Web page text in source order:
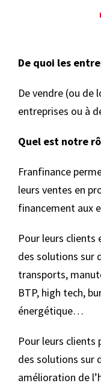
De quoi les
De vendre (ou de
entreprises ou à
Quel est notre
Franfinance
leurs ventes en
financement aux
Pour leurs clients
des solutions sur
transports,
BTP, high tech,
énergétique…
Pour leurs clients
des solutions sur
amélioration de